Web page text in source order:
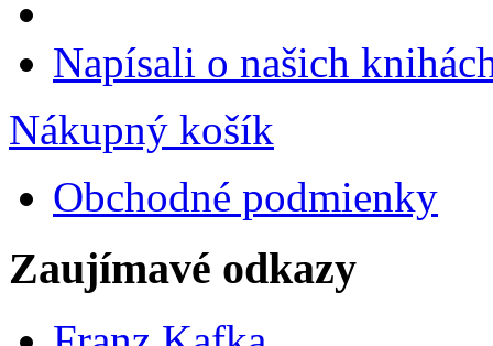
Napísali o našich
Nákupný košík
Obchodné podmienky
Zaujímavé odkazy